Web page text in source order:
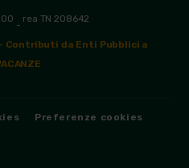
-
rea TN 208642
da Enti Pubblici a
Preferenze cookies